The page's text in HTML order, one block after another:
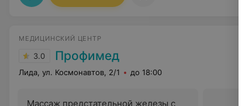
МЕДИЦИНСКИЙ ЦЕНТР
3.0 Профимед
Лида, ул. Космонавтов, 2/1 до 18:00
Массаж предстательной железы с